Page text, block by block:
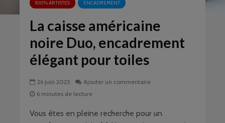
100% ARTISTES ENCADREMENT
La caisse américaine
noire Duo, encadrement
élégant pour toiles
26 juin 2025
Ajouter un commentaire
6 minutes de lecture
Vous êtes en pleine recherche pour un